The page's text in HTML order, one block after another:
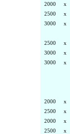
2000
x
2500
x
3000
x
2500 x
3000
x
3000
x
2000 x
2500
x
2000
x
2500
x